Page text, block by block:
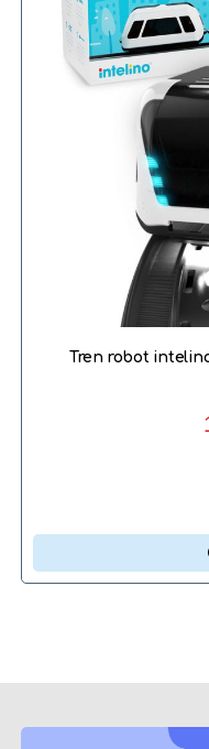
Tren robot